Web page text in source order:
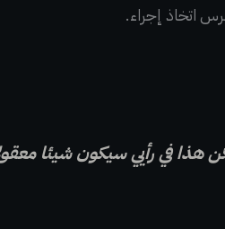
اتخاذ إجراء.
هذا في رأيي سيكون شيئا